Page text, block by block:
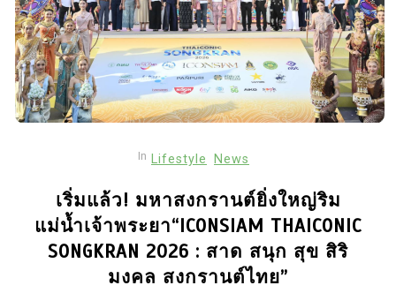
In Lifestyle News
เริ่มแล้ว! มหาสงกรานต์ยิ่งใหญ่ริม
แม่น้ำเจ้าพระยา“ICONSIAM THAICONIC
SONGKRAN 2026 : สาด สนุก สุข สิริ
มงคล สงกรานต์ไทย”